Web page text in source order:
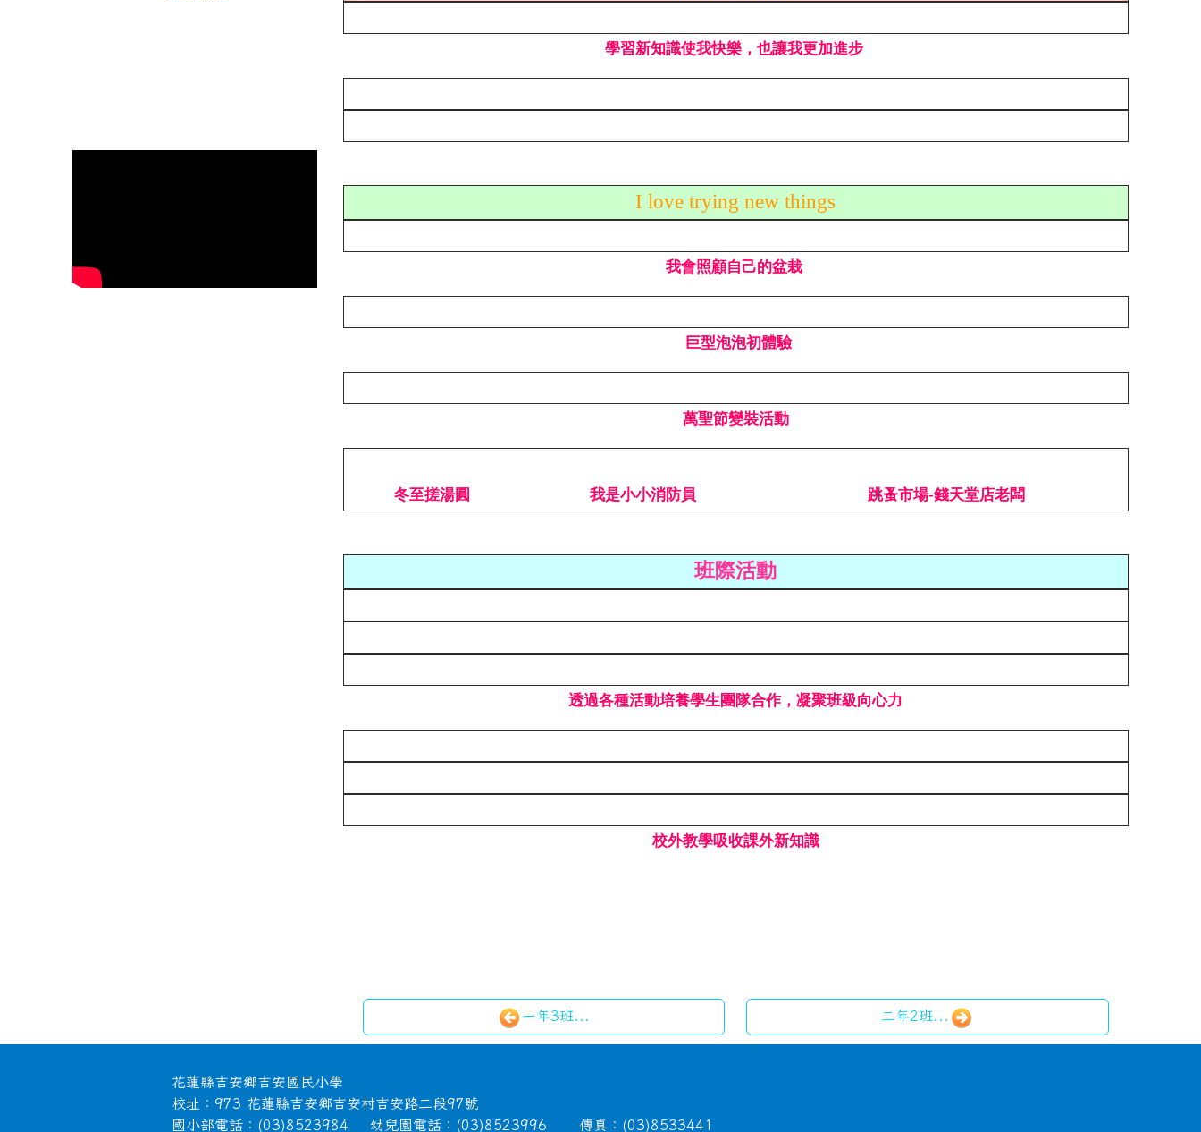
學習新知識使我快樂，也讓我更加進步
I love trying new things
我會照顧自己的盆栽
巨型泡泡初體驗
萬聖節變裝活動
冬至搓湯圓 我是小小消防員 跳蚤市場-錢天堂店老闆
班際活動
透過各種活動培養學生團隊合作，凝聚班級向心力
校外教學吸收課外新知識
一年3班... 二年2班...
頁尾區域內容花蓮縣吉安鄉吉安國民小學
校址：973 花蓮縣吉安鄉吉安村吉安路二段97號
國小部電話：(03)8523984 幼兒園電話：(03)8523996 傳真：(03)8533441